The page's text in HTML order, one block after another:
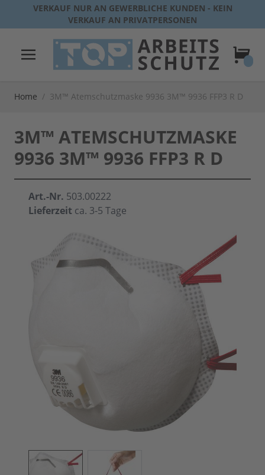
Direkt zum Inhalt
VERKAUF NUR AN GEWERBLICHE KUNDEN - KEIN
VERKAUF AN PRIVATPERSONEN
Home / 3M™ Atemschutzmaske 9936 3M™ 9936 FFP3 R D
3M™ ATEMSCHUTZMASKE
9936 3M™ 9936 FFP3 R D
Art.-Nr. 503.00222
Lieferzeit ca. 3-5 Tage